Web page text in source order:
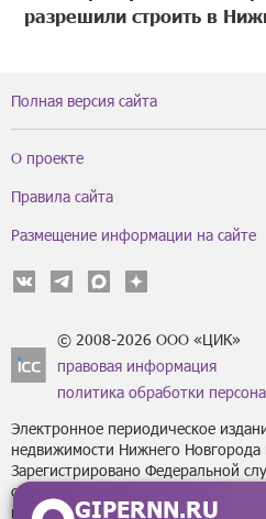
разрешили строить в
GIPERNN.RU
Полная версия сайта
О проекте
Правила сайта
Размещение информации на сайте
© 2008-2026 ООО «ЦИК»
правовая информация
политика обработки
Электронное периодическое
недвижимости Нижнего
Зарегистрировано Федеральной
связи, информационных технологий
и массовых коммуникаций